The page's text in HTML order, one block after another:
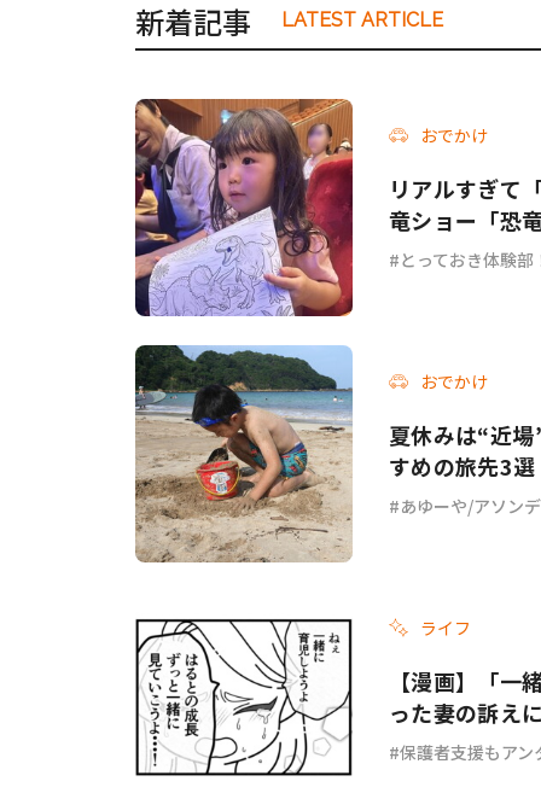
新着記事 LATEST ARTICLE
おでかけ
リアルすぎて
竜ショー「恐
とっておき体験部
おでかけ
夏休みは“近
すめの旅先3選
あゆーや/アソン
ライフ
【漫画】「
った妻の訴え
ょ？ #67
保護者支援もアン